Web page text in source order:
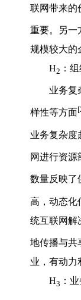
联网带来的
重要。另一
规模较大的
H2 ：
业务复
样性等方面
业务复杂度
网进行资
数量反映了
高，动态化
统互联网解
地传播与共
业，有动力
H3 ：